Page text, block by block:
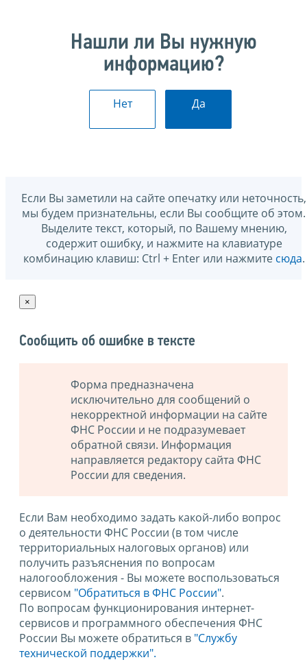
Нашли ли Вы нужную
информацию?
Нет Да
Если Вы заметили на сайте опечатку или неточность,
мы будем признательны, если Вы сообщите об этом.
Выделите текст, который, по Вашему мнению,
содержит ошибку, и нажмите на клавиатуре
комбинацию клавиш: Ctrl + Enter или нажмите сюда.
×
Сообщить об ошибке в тексте
Форма предназначена
исключительно для сообщений о
некорректной информации на сайте
ФНС России и не подразумевает
обратной связи. Информация
направляется редактору сайта ФНС
России для сведения.
Если Вам необходимо задать какой-либо вопрос
о деятельности ФНС России (в том числе
территориальных налоговых органов) или
получить разъяснения по вопросам
налогообложения - Вы можете воспользоваться
сервисом "Обратиться в ФНС России".
По вопросам функционирования интернет-
сервисов и программного обеспечения ФНС
России Вы можете обратиться в "Службу
технической поддержки".